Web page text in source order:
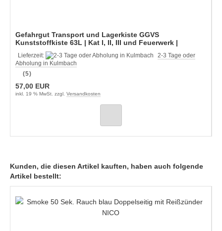
Gefahrgut Transport und Lagerkiste GGVS
Kunststoffkiste 63L | Kat I, II, III und Feuerwerk |
Staffelpreise
Lieferzeit:
2-3 Tage oder
Abholung in Kulmbach
(5)
57,00 EUR
inkl. 19 % MwSt. zzgl. Versandkosten
Kunden, die diesen Artikel kauften, haben auch folgende
Artikel bestellt: